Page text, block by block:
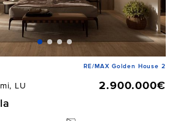
RE/MAX Golden House 2
LU
2.900.000€